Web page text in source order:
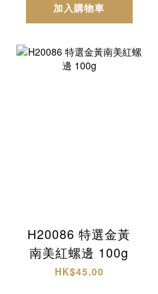
加入購物車
H20086 特選金黃
南美紅螺邊 100g
HK$45.00